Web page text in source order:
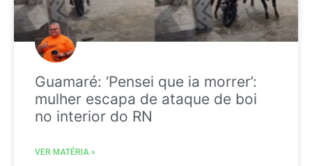
Guamaré: ‘Pensei que ia morrer’:
mulher escapa de ataque de boi
no interior do RN
VER MATÉRIA »